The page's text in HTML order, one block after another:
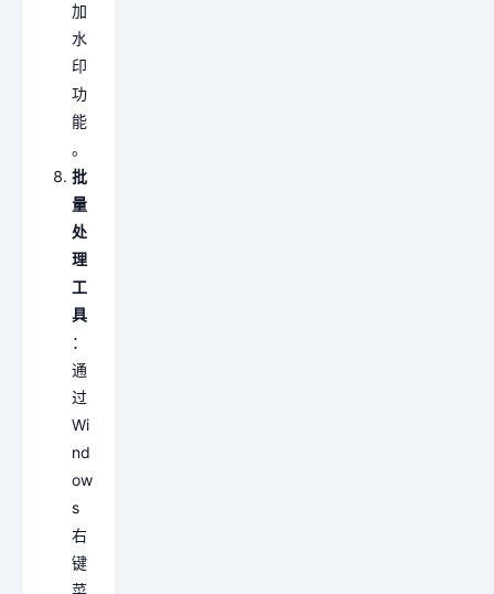
加
水
印
功
能
。
批
量
处
理
工
具
：
通
过
Wi
nd
ow
s
右
键
菜